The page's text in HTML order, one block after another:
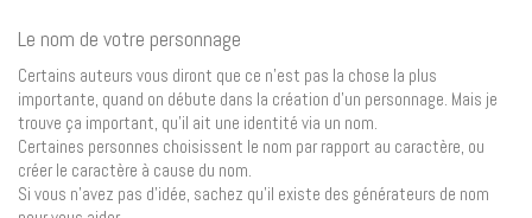
Le nom de votre personnage
Certains auteurs vous diront que ce n’est pas la chose la plus
importante, quand on débute dans la création d’un personnage. Mais je
trouve ça important, qu’il ait une identité via un nom.
Certaines personnes choisissent le nom par rapport au caractère, ou
créer le caractère à cause du nom.
Si vous n’avez pas d’idée, sachez qu’il existe des générateurs de nom